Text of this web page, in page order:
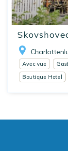
Avec vue
Boutique Hotel